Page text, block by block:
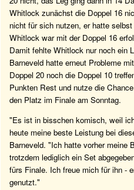
Whitlock zunächst die Doppel 16
nicht für sich nutzen, er hatte
Whitlock war mit der Doppel 16
Damit fehlte Whitlock nur noch ein
Barneveld hatte erneut Probleme
Doppel 20 noch die Doppel 10
Punkten Rest und nutze die
den Platz im Finale am Sonntag.
"Es ist in bisschen komisch, weil
heute meine beste Leistung bei
Barneveld. "Ich hatte vorher meine
trotzdem lediglich ein Set
fürs Finale. Ich freue mich für ihn -
genutzt."